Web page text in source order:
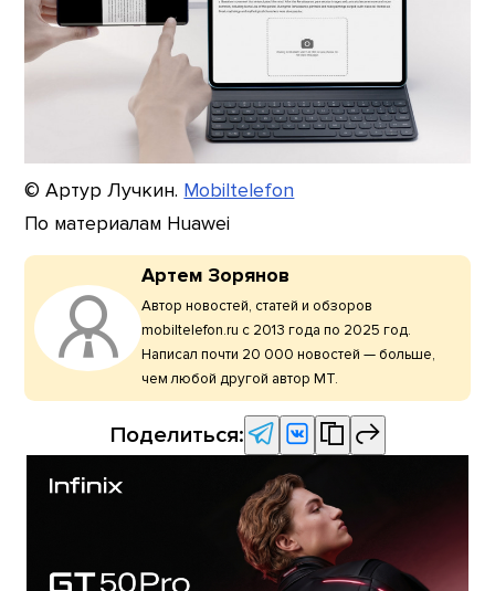
© Артур Лучкин. Mobiltelefon
По материалам Huawei
Артем Зорянов
Автор новостей, статей и обзоров
mobiltelefon.ru с 2013 года по 2025 год.
Написал почти 20 000 новостей — больше,
чем любой другой автор МТ.
Поделиться: